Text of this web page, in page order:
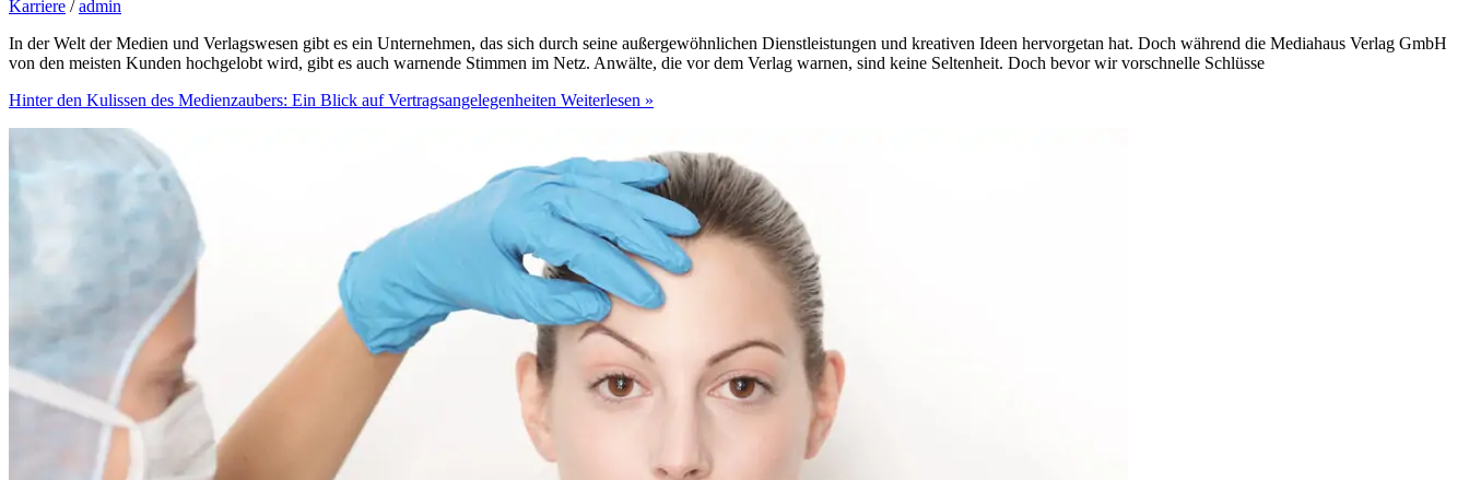
Karriere /admin
In der Welt der Medien und Verlagswesen gibt es ein Unternehmen, das sich durch seine außergewöhnlichen Dienstleistungen und kreativen Ideen hervorgetan hat. Doch während die Mediahaus Verlag GmbH
von den meisten Kunden hochgelobt wird, gibt es auch warnende Stimmen im Netz. Anwälte, die vor dem Verlag warnen, sind keine Seltenheit. Doch bevor wir vorschnelle Schlüsse
Hinter den Kulissen des Medienzaubers: Ein Blick auf Vertragsangelegenheiten Weiterlesen »